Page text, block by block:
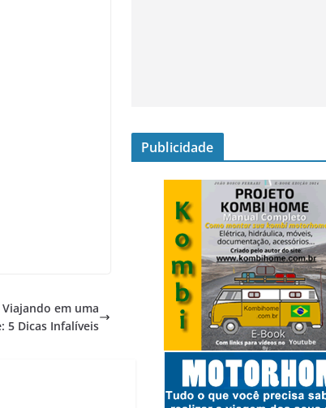
em uma
5 Dicas Infalíveis
Publicidade